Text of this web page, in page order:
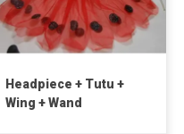
Headpiece + Tutu +
Wing + Wand